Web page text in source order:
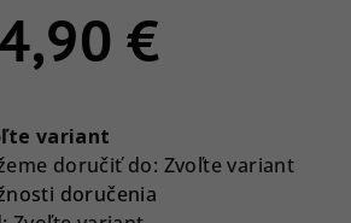
€
variant
doručiť do: Zvoľte variant
doručenia